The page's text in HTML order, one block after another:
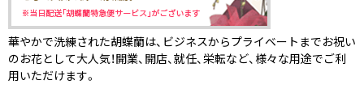
華やかで洗練された胡蝶蘭は、ビジネスからプライベートまでお祝い
のお花として大人気！開業、開店、就任、栄転など、様々な用途でご利
用いただけます。